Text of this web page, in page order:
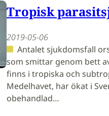
Tropisk
2019-05-06
Antalet sjukdomsfall
som smittar genom bett
finns i tropiska och
Medelhavet, har ökat i
obehandlad…